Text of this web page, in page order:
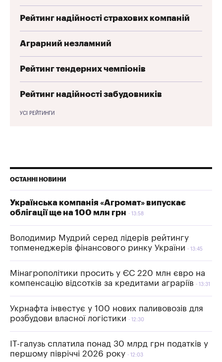
Рейтинг надійності страхових компаній
Аграрний незламний
Рейтинг тендерних чемпіонів
Рейтинг надійності забудовників
УСІ РЕЙТИНГИ
ОСТАННІ НОВИНИ
Українська компанія «Агромат» випускає
облігації ще на 100 млн грн
13:58
Володимир Мудрий серед лідерів рейтингу
топменеджерів фінансового ринку України
13:45
Мінагрополітики просить у ЄС 220 млн євро на
компенсацію відсотків за кредитами аграріїв
13:31
Укрнафта інвестує у 100 нових паливовозів для
розбудови власної логістики
12:30
IT-галузь сплатила понад 30 млрд грн податків у
першому півріччі 2026 року
12:03